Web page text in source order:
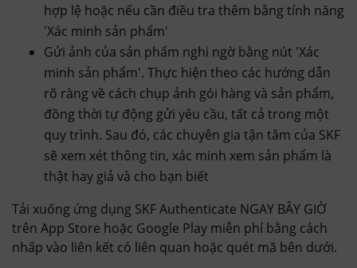
hợp lệ hoặc nếu cần điều tra thêm bằng tính năng
'Xác minh sản phẩm'
Gửi ảnh của sản phẩm nghi ngờ bằng nút 'Xác
minh sản phẩm'. Thực hiện theo các hướng dẫn
rõ ràng về cách chụp ảnh gói hàng và sản phẩm,
đồng thời tự động gửi yêu cầu, tất cả trong một
quy trình. Sau đó, các chuyên gia tận tâm của SKF
sẽ xem xét thông tin, xác minh xem sản phẩm là
thật hay giả và cho bạn biết
Tải xuống ứng dụng SKF Authenticate NGAY BÂY GIỜ
trên App Store hoặc Google Play miễn phí bằng cách
nhấp vào liên kết có liên quan hoặc quét mã bên dưới.